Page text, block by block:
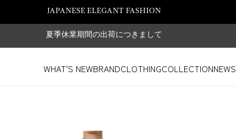
JAPANESE ELEGANT FASHION
夏季休業期間の出荷につきまして
WHAT'S NEWBRANDCLOTHINGCOLLECTIONNEWS